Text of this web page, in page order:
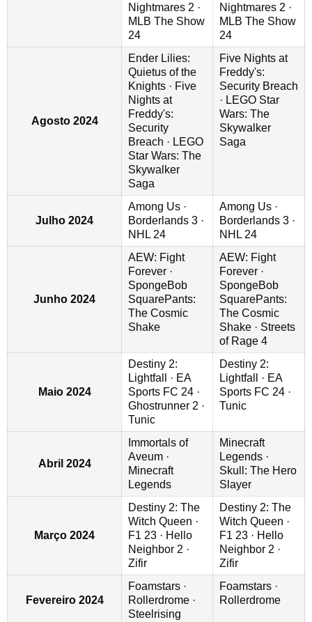
Nightmares 2 ·
MLB The Show
24
Nightmares 2 ·
MLB The Show
24
Agosto 2024
Ender Lilies:
Quietus of the
Knights · Five
Nights at
Freddy's:
Security
Breach · LEGO
Star Wars: The
Skywalker
Saga
Five Nights at
Freddy's:
Security Breach
· LEGO Star
Wars: The
Skywalker
Saga
Julho 2024
Among Us ·
Borderlands 3 ·
NHL 24
Among Us ·
Borderlands 3 ·
NHL 24
Junho 2024
AEW: Fight
Forever ·
SpongeBob
SquarePants:
The Cosmic
Shake
AEW: Fight
Forever ·
SpongeBob
SquarePants:
The Cosmic
Shake · Streets
of Rage 4
Maio 2024
Destiny 2:
Lightfall · EA
Sports FC 24 ·
Ghostrunner 2 ·
Tunic
Destiny 2:
Lightfall · EA
Sports FC 24 ·
Tunic
Abril 2024
Immortals of
Aveum ·
Minecraft
Legends
Minecraft
Legends ·
Skull: The Hero
Slayer
Março 2024
Destiny 2: The
Witch Queen ·
F1 23 · Hello
Neighbor 2 ·
Zifir
Destiny 2: The
Witch Queen ·
F1 23 · Hello
Neighbor 2 ·
Zifir
Fevereiro 2024
Foamstars ·
Rollerdrome ·
Steelrising
Foamstars ·
Rollerdrome